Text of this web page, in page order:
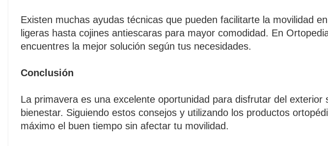
Existen muchas ayudas técnicas que pueden facilitarte la movilidad
ligeras hasta cojines antiescaras para mayor comodidad. En
encuentres la mejor solución según tus necesidades.
Conclusión
La primavera es una excelente oportunidad para disfrutar del exterior
bienestar. Siguiendo estos consejos y utilizando los productos
máximo el buen tiempo sin afectar tu movilidad.